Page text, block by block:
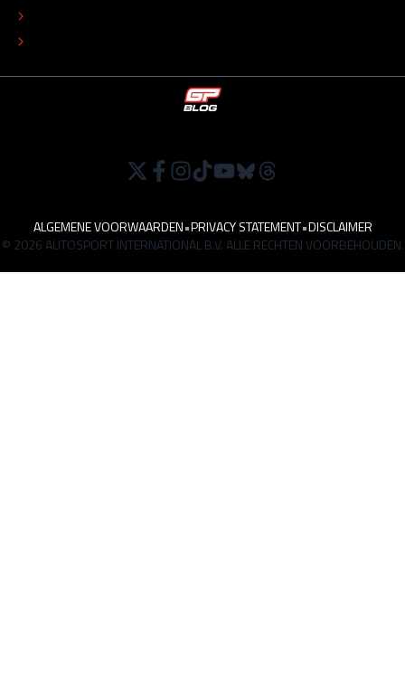
ALGEMENE VOORWAARDEN•PRIVACY STATEMENT•DISCLAIMER
© 2026 AUTOSPORT INTERNATIONAL B.V. ALLE RECHTEN VOORBEHOUDEN.